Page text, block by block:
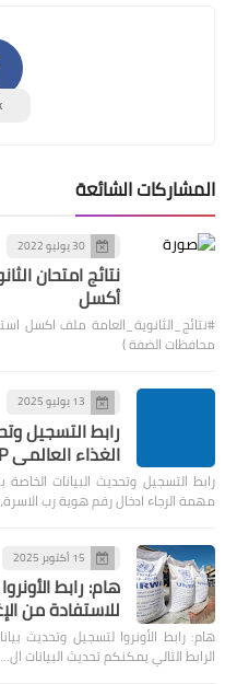
المشاركات الشائعة
30 يوليو 2022
أكسل
#نتائج_الثانوية_العامة ملف اكسل
محافظات الضفة )
13 يوليو 2025
رابط التسجيل
الغذاء العالمي WFP - قطاع غزة
رابط التسجيل وتحديث البيانات
مهمة الرجاء ادخال رقم هوية رب
15 أكتوبر 2025
هام: رابط
للاستفادة من
هام: رابط الأونروا لتسجيل وتحديث
الرابط التالي يمكنكم تحديث البيانات ال…